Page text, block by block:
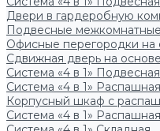
Двери в гардеробную
Подвесные
Офисные перегородки на
Сдвижная дверь на
Система «4 в 1»
Система «4 в 1» Распашная
Корпусный шкаф с
Система «4 в 1»